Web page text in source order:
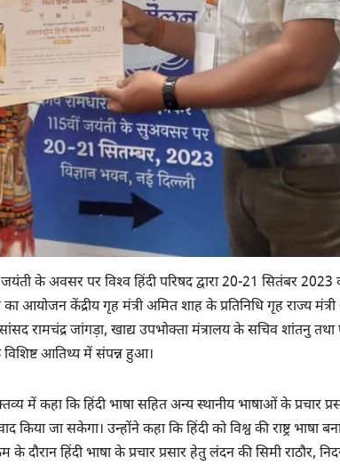
जयंती के अवसर पर विश्‍व हिंदी परिषद द्वारा 20-21 सितंबर
का आयोजन केंद्रीय गृह मंत्री अमित शाह के प्रतिनिधि गृह राज्य
रामचंद्र जांगड़ा, खाद्य उपभोक्ता मंत्रालय के सचिव शांतनु
विशिष्ट आतिथ्य में संपन्न हुआ।
में कहा कि हिंदी भाषा सहित अन्य स्थानीय भाषाओं के प्रचार
जा सकेगा। उन्होंने कहा कि हिंदी को विश्व की राष्ट्र भाषा
के दौरान हिंदी भाषा के प्रचार प्रसार हेतु लंदन की सिमी राठौर,